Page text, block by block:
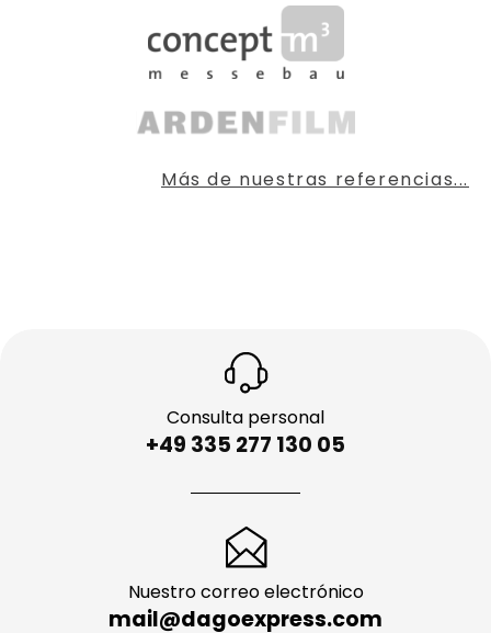
Más de nuestras referencias...
Consulta personal
+49 335 277 130 05
Nuestro correo electrónico
mail@dagoexpress.com